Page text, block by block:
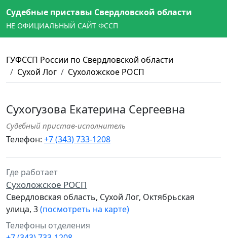
Судебные приставы Свердловской области
НЕ ОФИЦИАЛЬНЫЙ САЙТ ФССП
ГУФССП России по Свердловской области
Сухой Лог
Сухоложское РОСП
Сухогузова Екатерина Сергеевна
Судебный пристав-исполнитель
Телефон: +7 (343) 733-1208
Где работает
Сухоложское РОСП
Свердловская область, Сухой Лог, Октябрьская
улица, 3(посмотреть на карте)
Телефоны отделения